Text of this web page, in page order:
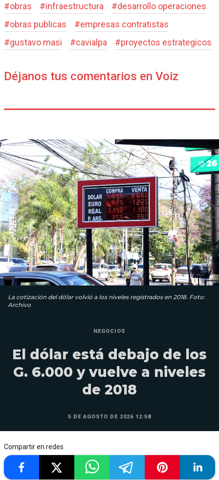
#obras #infraestructura #desarrollo operaciones
#obras publicas #empresas contratistas
#gustavo masi #cavialpa #proyectos estrategicos
Déjanos tus comentarios en Voiz
La cotización del dólar volvió a los niveles registrados en 2018. Foto:
Archivo
NEGOCIOS
El dólar está debajo de los
G. 6.000 y vuelve a niveles
de 2018
5 DE AGOSTO DE 2026 12:58
Compartir en redes